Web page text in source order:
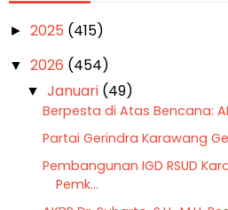
► 2025 (415)
▼ 2026 (454)
▼Januari (49)
Berpesta di Atas Bencana:
Partai Gerindra Karawang
Pembangunan IGD RSUD
Pemk...